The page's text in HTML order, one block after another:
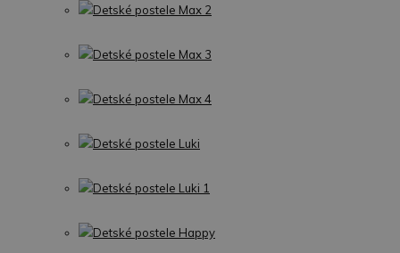
Detské postele Max 2
Detské postele Max 3
Detské postele Max 4
Detské postele Luki
Detské postele Luki 1
Detské postele Happy